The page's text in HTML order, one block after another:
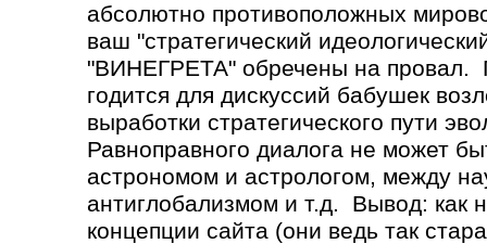
абсолютно противоположных
ваш "стратегический
"ВИНЕГРЕТА" обречены на
годится для дискуссий бабушек
выработки стратегического пути
Равноправного диалога не
астрономом и астрологом, между
антиглобализмом и т.д. Вывод: как
концепции сайта (они ведь так